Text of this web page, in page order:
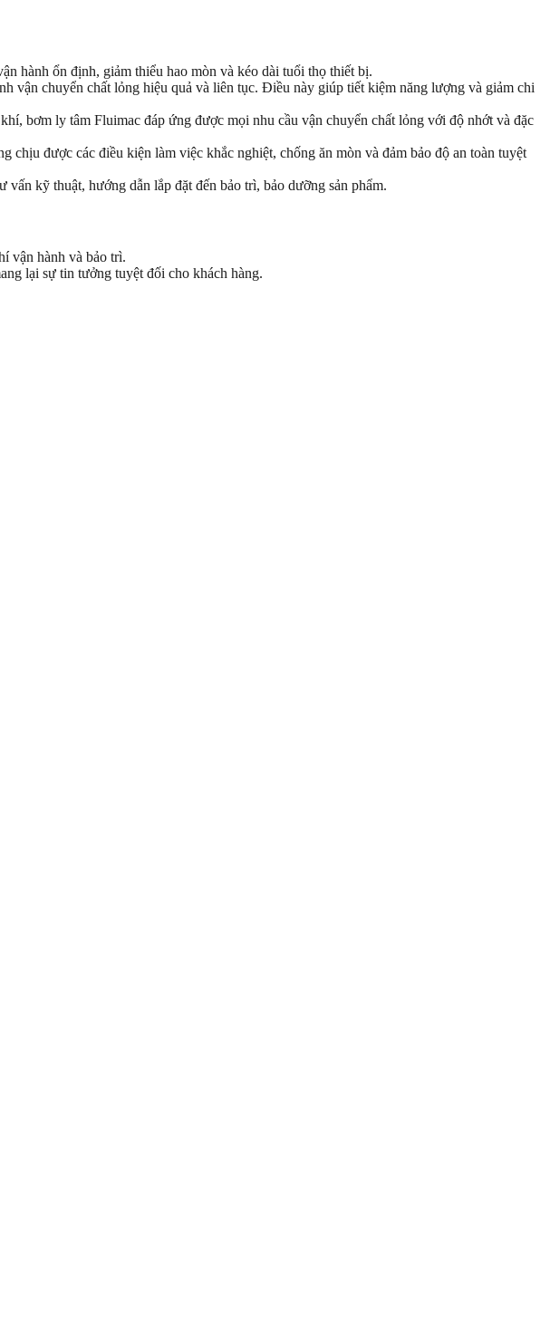
hành ổn định, giảm thiểu hao mòn và kéo dài tuổi thọ thiết bị.
vận chuyển chất lỏng hiệu quả và liên tục. Điều này giúp tiết kiệm năng lượng và giảm chi
bơm ly tâm Fluimac đáp ứng được mọi nhu cầu vận chuyển chất lỏng với độ nhớt và đặc
được các điều kiện làm việc khắc nghiệt, chống ăn mòn và đảm bảo độ an toàn tuyệt
kỹ thuật, hướng dẫn lắp đặt đến bảo trì, bảo dưỡng sản phẩm.
vận hành và bảo trì.
lại sự tin tưởng tuyệt đối cho khách hàng.